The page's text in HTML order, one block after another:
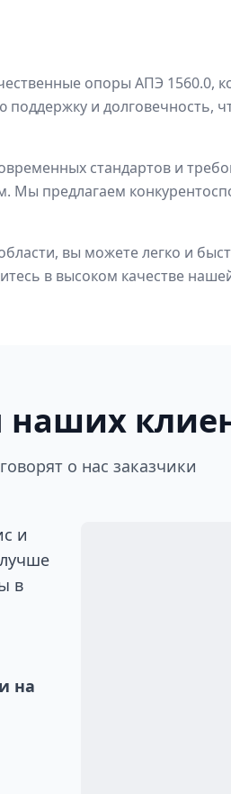
опоры АПЭ 1560.0,
и долговечность,
стандартов и
Мы предлагаем
вы можете легко и
в высоком качестве
о нас заказчики
и
в
на